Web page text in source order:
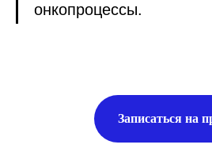
онкопроцессы.
Записаться на